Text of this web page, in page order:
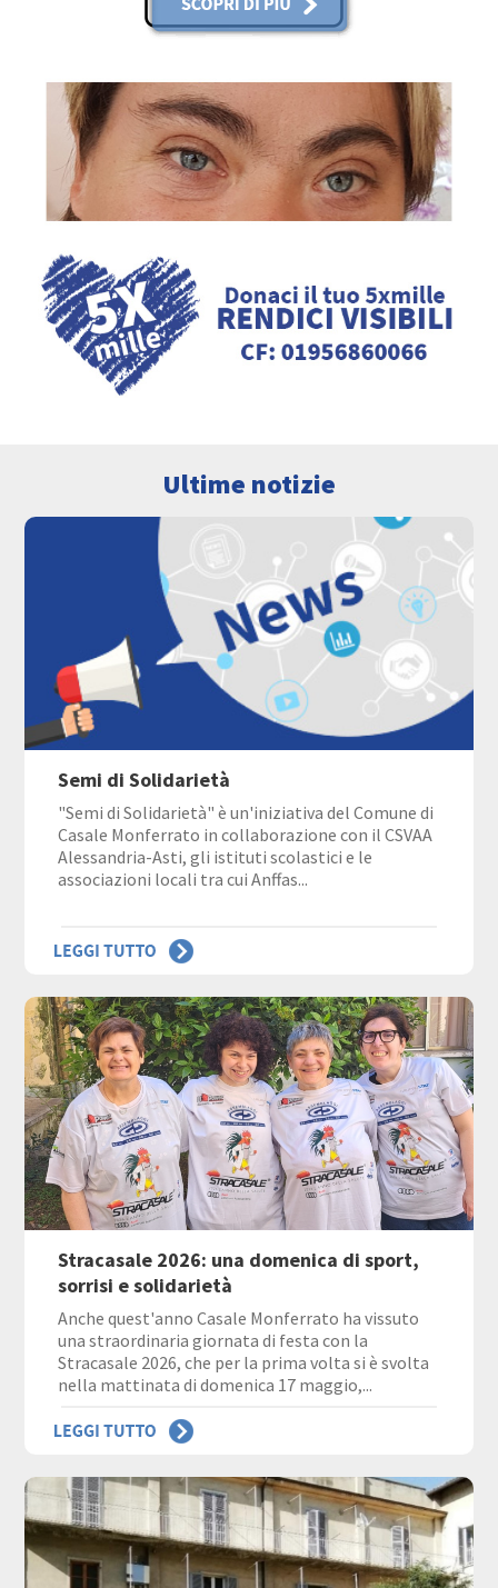
Ultime notizie
Semi di Solidarietà
"Semi di Solidarietà" è un'iniziativa del Comune di
Casale Monferrato in collaborazione con il CSVAA
Alessandria-Asti, gli istituti scolastici e le
associazioni locali tra cui Anffas...
Stracasale 2026: una domenica di sport,
sorrisi e solidarietà
Anche quest'anno Casale Monferrato ha vissuto
una straordinaria giornata di festa con la
Stracasale 2026, che per la prima volta si è svolta
nella mattinata di domenica 17 maggio,...